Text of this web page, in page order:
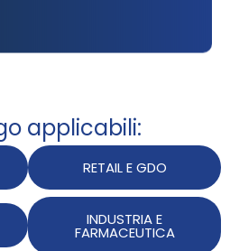
applicabili:
RETAIL E GDO
INDUSTRIA E
FARMACEUTICA